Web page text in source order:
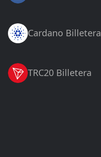
Cardano Billetera
TRC20 Billetera